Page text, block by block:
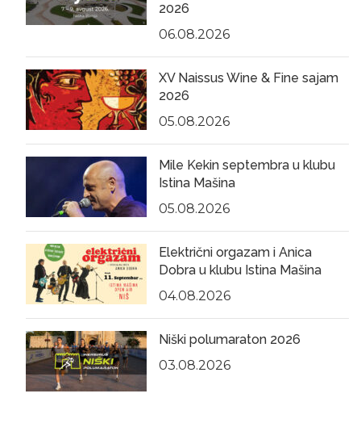
2026
06.08.2026
XV Naissus Wine & Fine sajam
2026
05.08.2026
Mile Kekin septembra u klubu
Istina Mašina
05.08.2026
Električni orgazam i Anica
Dobra u klubu Istina Mašina
04.08.2026
Niški polumaraton 2026
03.08.2026